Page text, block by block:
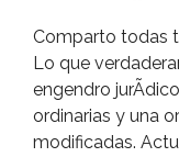
Comparto todas
Lo que
engendro
ordinarias y una
modificadas.